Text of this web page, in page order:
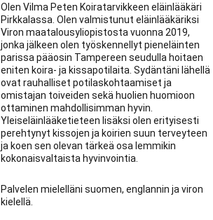
Olen Vilma Peten Koiratarvikkeen eläinlääkäri
Pirkkalassa. Olen valmistunut eläinlääkäriksi
Viron maatalousyliopistosta vuonna 2019,
jonka jälkeen olen työskennellyt pieneläinten
parissa pääosin Tampereen seudulla hoitaen
eniten koira- ja kissapotilaita. Sydäntäni lähellä
ovat rauhalliset potilaskohtaamiset ja
omistajan toiveiden sekä huolien huomioon
ottaminen mahdollisimman hyvin.
Yleiseläinlääketieteen lisäksi olen erityisesti
perehtynyt kissojen ja koirien suun terveyteen
ja koen sen olevan tärkeä osa lemmikin
kokonaisvaltaista hyvinvointia.
Palvelen mielelläni suomen, englannin ja viron
kielellä.